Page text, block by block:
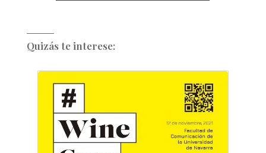
Quizás te interese: